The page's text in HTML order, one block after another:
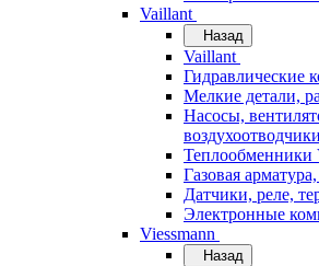
Vaillant
Назад
Vaillant
Гидравлические
Мелкие детали,
Насосы,
Теплообменники
Газовая
Датчики, реле,
Электронные
Viessmann
Назад